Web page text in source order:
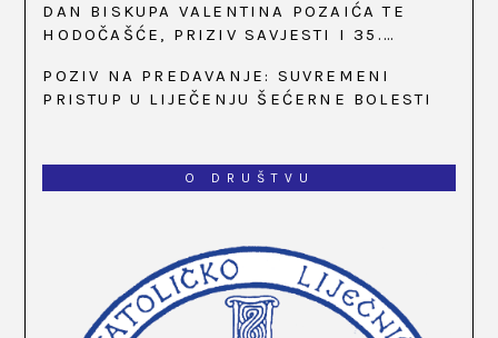
DAN BISKUPA VALENTINA POZAIĆA TE
HODOČAŠĆE, PRIZIV SAVJESTI I 35.
BISTRICI, OD 15. DO 17. SVIBNJA
POZIV NA PREDAVANJE: SUVREMENI
PRISTUP U LIJEČENJU ŠEĆERNE BOLESTI
O DRUŠTVU